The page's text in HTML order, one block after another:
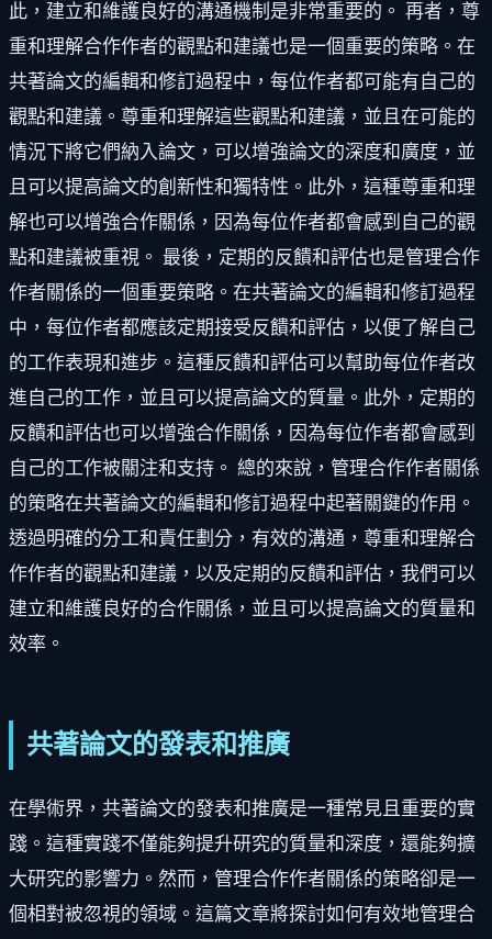
此，建立和維護良好的溝通機制是非常重要的。 再者，尊
重和理解合作作者的觀點和建議也是一個重要的策略。在
共著論文的編輯和修訂過程中，每位作者都可能有自己的
觀點和建議。尊重和理解這些觀點和建議，並且在可能的
情況下將它們納入論文，可以增強論文的深度和廣度，並
且可以提高論文的創新性和獨特性。此外，這種尊重和理
解也可以增強合作關係，因為每位作者都會感到自己的觀
點和建議被重視。 最後，定期的反饋和評估也是管理合作
作者關係的一個重要策略。在共著論文的編輯和修訂過程
中，每位作者都應該定期接受反饋和評估，以便了解自己
的工作表現和進步。這種反饋和評估可以幫助每位作者改
進自己的工作，並且可以提高論文的質量。此外，定期的
反饋和評估也可以增強合作關係，因為每位作者都會感到
自己的工作被關注和支持。 總的來說，管理合作作者關係
的策略在共著論文的編輯和修訂過程中起著關鍵的作用。
透過明確的分工和責任劃分，有效的溝通，尊重和理解合
作作者的觀點和建議，以及定期的反饋和評估，我們可以
建立和維護良好的合作關係，並且可以提高論文的質量和
效率。
共著論文的發表和推廣
在學術界，共著論文的發表和推廣是一種常見且重要的實
踐。這種實踐不僅能夠提升研究的質量和深度，還能夠擴
大研究的影響力。然而，管理合作作者關係的策略卻是一
個相對被忽視的領域。這篇文章將探討如何有效地管理合